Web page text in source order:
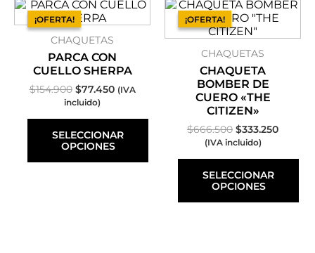
¡OFERTA!
¡OFERTA!
CHAQUETAS
PARCA CON
CUELLO SHERPA
$154.900
El
precio
original
era:
$154.900.
$77.450
El
actual
$77.450.
(IVA
incluido)
SELECCIONAR
OPCIONES
Este
producto
tiene
múltiples
variantes.
Las
opciones
se
pueden
elegir
en
la
página
¡OFERTA!
¡OFERTA!
CHAQUETAS
CHAQUETA
BOMBER DE
CUERO «THE
CITIZEN»
$666.500
El
precio
original
era:
$666.500.
$333.250
El
precio
es:
(IVA incluido)
SELECCIONAR
OPCIONES
Este
producto
tiene
múltiples
variantes.
Las
opciones
se
pueden
elegir
en
la
página
de
producto